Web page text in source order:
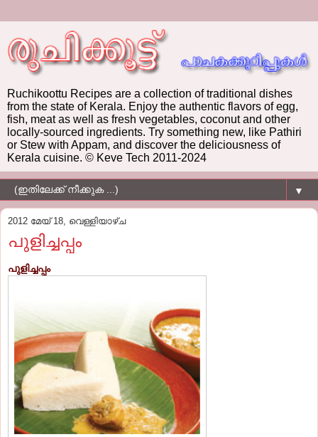
Ruchikoottu Recipes are a collection of traditional dishes
from the state of Kerala. Enjoy the authentic flavors of egg,
fish, meat as well as fresh vegetables, coconut and other
locally-sourced ingredients. Try something new, like Pathiri
or Stew with Appam, and discover the deliciousness of
Kerala cuisine. © Keve Tech 2011-2024
▼
2012 മേയ് 18, വെള്ളിയാഴ്‌ച
പുളിച്ചപ്പം
പുളിച്ചപ്പം